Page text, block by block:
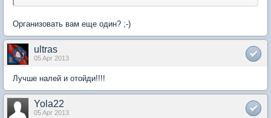
Организовать вам еще один? ;-)
ultras
05 Apr 2013
Лучше налей и отойди!!!!
Yola22
05 Apr 2013